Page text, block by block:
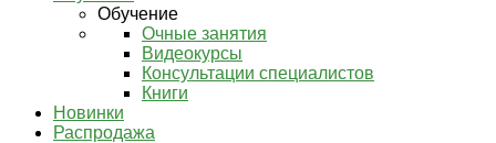
Обучение
Очные занятия
Видеокурсы
Консультации специалистов
Книги
Новинки
Распродажа